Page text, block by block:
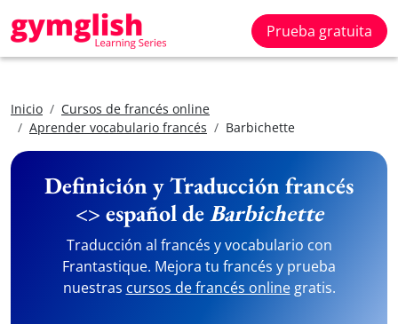
Prueba gratuita
Inicio
Cursos de francés online
Aprender vocabulario francés
Barbichette
Definición y Traducción francés
<> español deBarbichette
Traducción al francés y vocabulario con
Frantastique. Mejora tu francés y prueba
nuestras cursos de francés onlinegratis.